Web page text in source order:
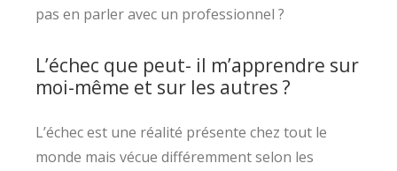
pas en parler avec un professionnel ?
L’échec que peut- il m’apprendre sur
moi-même et sur les autres ?
L’échec est une réalité présente chez tout le
monde mais vécue différemment selon les